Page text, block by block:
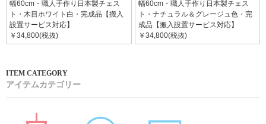
幅60cm・職人手作り日本製チェス
ト・木目ホワイト白・完成品【搬入
設置サービス対応】
￥34,800(税抜)
幅60cm・職人手作り日本製チェス
ト・ナチュラル＆グレージュ色・完
成品【搬入設置サービス対応】
￥34,800(税抜)
アイテムカテゴリー